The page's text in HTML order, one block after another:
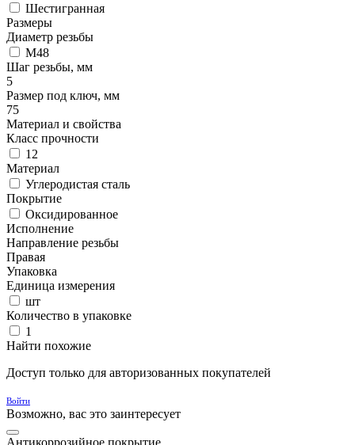
Шестигранная
Размеры
Диаметр резьбы
М48
Шаг резьбы, мм
5
Размер под ключ, мм
75
Материал и свойства
Класс прочности
12
Материал
Углеродистая сталь
Покрытие
Оксидированное
Исполнение
Направление резьбы
Правая
Упаковка
Единица измерения
шт
Количество в упаковке
1
Найти похожие
Доступ только для авторизованных покупателей
Войти
Возможно, вас это заинтересует
Антикоррозийное покрытие